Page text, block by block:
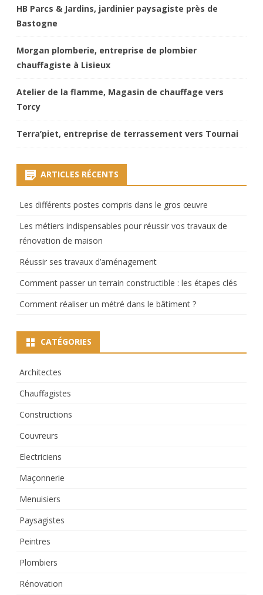
HB Parcs & Jardins, jardinier paysagiste près de
Bastogne
Morgan plomberie, entreprise de plombier
chauffagiste à Lisieux
Atelier de la flamme, Magasin de chauffage vers
Torcy
Terra’piet, entreprise de terrassement vers Tournai
ARTICLES RÉCENTS
Les différents postes compris dans le gros œuvre
Les métiers indispensables pour réussir vos travaux de
rénovation de maison
Réussir ses travaux d’aménagement
Comment passer un terrain constructible : les étapes clés
Comment réaliser un métré dans le bâtiment ?
CATÉGORIES
Architectes
Chauffagistes
Constructions
Couvreurs
Electriciens
Maçonnerie
Menuisiers
Paysagistes
Peintres
Plombiers
Rénovation